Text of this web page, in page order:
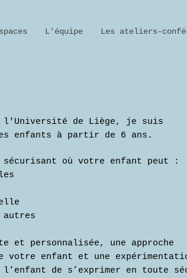
L'équipe Les ateliers-
l'Université de Liège, je suis
enfants à partir de 6 ans.
sécurisant où votre enfant peut :
autres
et personnalisée, une approche
votre enfant et une
l’enfant de s’exprimer en toute